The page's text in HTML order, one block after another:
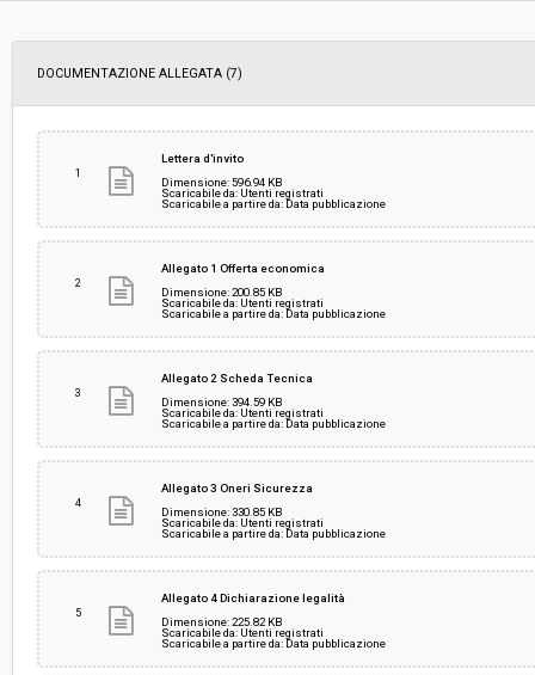
Data pubblicazione:
Svolgimento:
Responsabile attuale: COMUNE DI FIRENZE - Servizio Protezione
DOCUMENTAZIONE ALLEGATA (7)
1
Lettera d'invito
Dimensione: 596.94 KB
Scaricabile da: Utenti registrati
Scaricabile a partire da: Data pubblicazione
2
Allegato 1 Offerta economica
Dimensione: 200.85 KB
Scaricabile da: Utenti registrati
Scaricabile a partire da: Data pubblicazione
3
Allegato 2 Scheda Tecnica
Dimensione: 394.59 KB
Scaricabile da: Utenti registrati
Scaricabile a partire da: Data pubblicazione
4
Allegato 3 Oneri Sicurezza
Dimensione: 330.85 KB
Scaricabile da: Utenti registrati
Scaricabile a partire da: Data pubblicazione
5
Allegato 4 Dichiarazione legalità
Dimensione: 225.82 KB
Scaricabile da: Utenti registrati
Scaricabile a partire da: Data pubblicazione